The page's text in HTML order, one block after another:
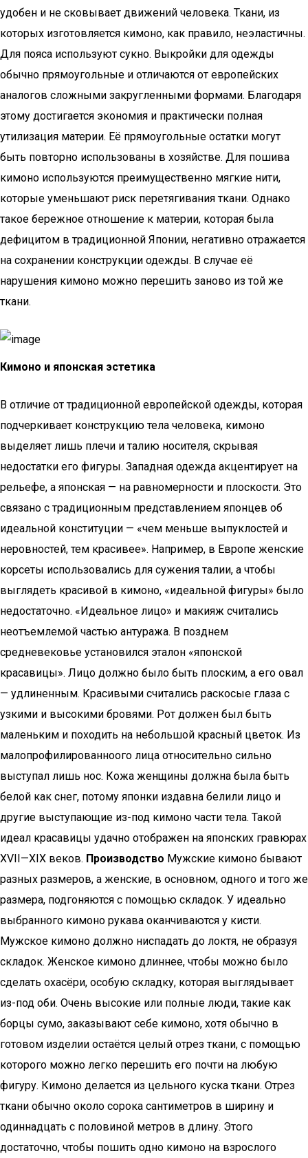
удобен и не сковывает движений человека. Ткани, из
которых изготовляется кимоно, как правило, неэластичны.
Для пояса используют сукно. Выкройки для одежды
обычно прямоугольные и отличаются от европейских
аналогов сложными закругленными формами. Благодаря
этому достигается экономия и практически полная
утилизация материи. Её прямоугольные остатки могут
быть повторно использованы в хозяйстве. Для пошива
кимоно используются преимущественно мягкие нити,
которые уменьшают риск перетягивания ткани. Однако
такое бережное отношение к материи, которая была
дефицитом в традиционной Японии, негативно отражается
на сохранении конструкции одежды. В случае её
нарушения кимоно можно перешить заново из той же
ткани.
Кимоно и японская эстетика
В отличие от традиционной европейской одежды, которая
подчеркивает конструкцию тела человека, кимоно
выделяет лишь плечи и талию носителя, скрывая
недостатки его фигуры. Западная одежда акцентирует на
рельефе, а японская — на равномерности и плоскости. Это
связано с традиционным представлением японцев об
идеальной конституции — «чем меньше выпуклостей и
неровностей, тем красивее». Например, в Европе женские
корсеты использовались для сужения талии, а чтобы
выглядеть красивой в кимоно, «идеальной фигуры» было
недостаточно. «Идеальное лицо» и макияж считались
неотъемлемой частью антуража. В позднем
средневековье установился эталон «японской
красавицы». Лицо должно было быть плоским, а его овал
— удлиненным. Красивыми считались раскосые глаза с
узкими и высокими бровями. Рот должен был быть
маленьким и походить на небольшой красный цветок. Из
малопрофилированноого лица относительно сильно
выступал лишь нос. Кожа женщины должна была быть
белой как снег, потому японки издавна белили лицо и
другие выступающие из-под кимоно части тела. Такой
идеал красавицы удачно отображен на японских гравюрах
XVII—XIX веков. Производство Мужские кимоно бывают
разных размеров, а женские, в основном, одного и того же
размера, подгоняются с помощью складок. У идеально
выбранного кимоно рукава оканчиваются у кисти.
Мужское кимоно должно ниспадать до локтя, не образуя
складок. Женское кимоно длиннее, чтобы можно было
сделать охасёри, особую складку, которая выглядывает
из-под оби. Очень высокие или полные люди, такие как
борцы сумо, заказывают себе кимоно, хотя обычно в
готовом изделии остаётся целый отрез ткани, с помощью
которого можно легко перешить его почти на любую
фигуру. Кимоно делается из цельного куска ткани. Отрез
ткани обычно около сорока сантиметров в ширину и
одиннадцать с половиной метров в длину. Этого
достаточно, чтобы пошить одно кимоно на взрослого